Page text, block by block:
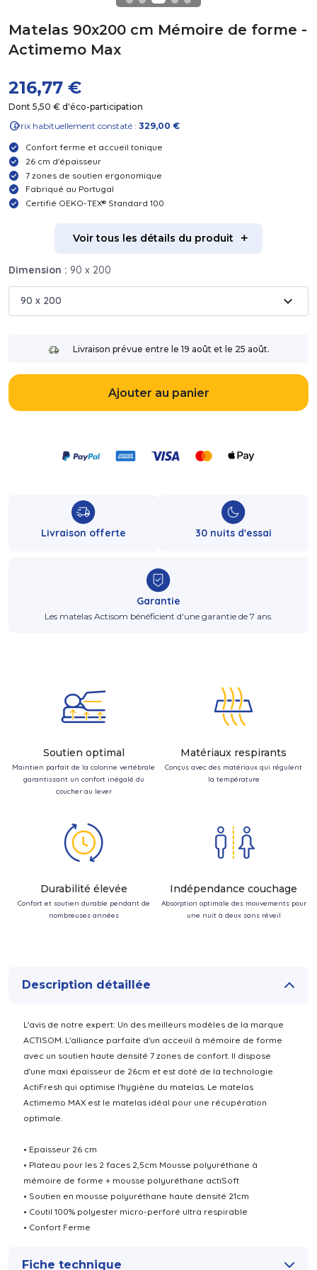
Matelas 90x200 cm Mémoire de forme -
Actimemo Max
216,77 €
Dont 5,50 € d'éco-participation
infoPrix habituellement constaté : 329,00 €
Confort ferme et accueil tonique
26 cm d'épaisseur
7 zones de soutien ergonomique
Fabriqué au Portugal
Certifié OEKO-TEX® Standard 100
Voir tous les détails du produit
Dimension : 90 x 200
90 x 200 expand_more
Livraison prévue entre le 19 août et le 25 août.
Ajouter au panier
Livraison offerte 30 nuits d'essai
Garantie
Les matelas Actisom bénéficient d'une garantie de 7 ans.
Soutien optimal
Maintien parfait de la colonne vertébrale
garantissant un confort inégalé du
coucher au lever
Matériaux respirants
Conçus avec des matériaux qui régulent
la température
Durabilité élevée
Confort et soutien durable pendant de
nombreuses années
Indépendance couchage
Absorption optimale des mouvements pour
une nuit à deux sans réveil
Description détaillée
L'avis de notre expert: Un des meilleurs modèles de la marque
ACTISOM. L'alliance parfaite d'un acceuil à mémoire de forme
avec un soutien haute densité 7 zones de confort. Il dispose
d'une maxi épaisseur de 26cm et est doté de la technologie
ActiFresh qui optimise l'hygiène du matelas. Le matelas
Actimemo MAX est le matelas idéal pour une récupération
optimale.
• Epaisseur 26 cm
• Plateau pour les 2 faces 2,5cm Mousse polyuréthane à
mémoire de forme + mousse polyuréthane actiSoft
• Soutien en mousse polyuréthane haute densité 21cm
• Coutil 100% polyester micro-perforé ultra respirable
• Confort Ferme
Fiche technique